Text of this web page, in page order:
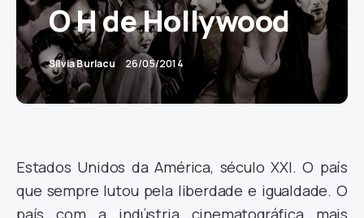
O H de Hollywood
Silvia Burlacu 26/05/2014
Estados Unidos da América, século XXI. O país
que sempre lutou pela liberdade e igualdade. O
país com a indústria cinematográfica mais